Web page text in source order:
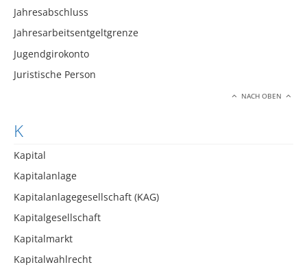
Jahresabschluss
Jahresarbeitsentgeltgrenze
Jugendgirokonto
Juristische Person
NACH OBEN
K
Kapital
Kapitalanlage
Kapitalanlagegesellschaft (KAG)
Kapitalgesellschaft
Kapitalmarkt
Kapitalwahlrecht